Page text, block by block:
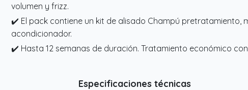
volumen y frizz.
✔️ El pack contiene un kit de alisado Champú pretratamiento,
acondicionador.
✔️ Hasta 12 semanas de duración. Tratamiento económico
Especificaciones técnicas